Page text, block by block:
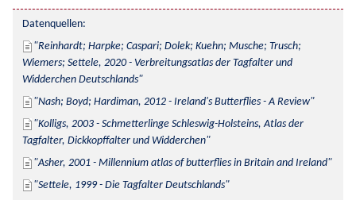
Datenquellen:
Reinhardt; Harpke; Caspari; Dolek; Kuehn; Musche; Trusch;
Wiemers; Settele, 2020 - Verbreitungsatlas der Tagfalter und
Widderchen Deutschlands
Nash; Boyd; Hardiman, 2012 - Ireland's Butterflies - A Review
Kolligs, 2003 - Schmetterlinge Schleswig-Holsteins, Atlas der
Tagfalter, Dickkopffalter und Widderchen
Asher, 2001 - Millennium atlas of butterflies in Britain and Ireland
Settele, 1999 - Die Tagfalter Deutschlands